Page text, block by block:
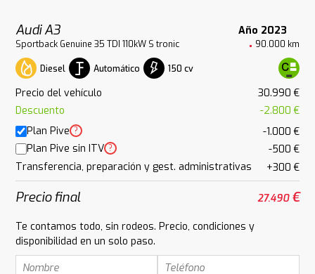
Audi A3 Año 2023
Sportback Genuine 35 TDI 110kW S tronic 90.000 km
Diesel Automático 150 cv
Precio del vehículo
30.990 €
Descuento
-2.800 €
Plan Pive ?
-1.000 €
Plan Pive sin ITV ?
-500 €
Transferencia, preparación y gest. administrativas
+300 €
Precio final 27.490€
Te contamos todo, sin rodeos. Precio, condiciones y
disponibilidad en un solo paso.